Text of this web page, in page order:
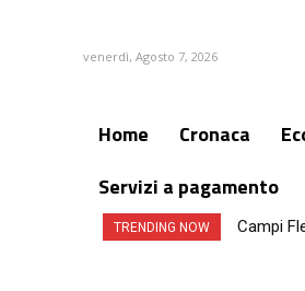
venerdì, Agosto 7, 2026
Home Cronaca
Servizi a pagamento
TRENDING NOW Campi
Caldo